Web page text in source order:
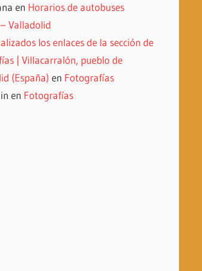
en Horarios de autobuses
Valladolid
los enlaces de la sección de
| Villacarralón, pueblo de
(España) en Fotografías
en Fotografías